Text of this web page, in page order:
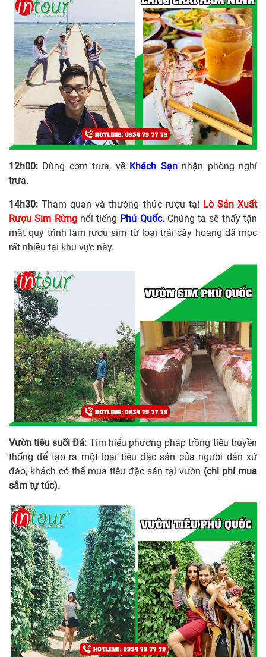
12h00: Dùng cơm trưa, về Khách Sạnnhận phòng nghỉ
trưa.
14h30: Tham quan và thưởng thức rượu tại Lò Sản Xuất
Rượu Sim Rừngnổi tiếng Phú Quốc.Chúng ta sẽ thấy tận
mắt quy trình làm rượu sim từ loại trái cây hoang dã mọc
rất nhiều tại khu vực này.
Vườn tiêu suối Đá: Tìm hiểu phương pháp trồng tiêu truyền
thống để tạo ra một loại tiêu đặc sản của người dân xứ
đảo, khách có thể mua tiêu đặc sản tại vườn (chi phí mua
sắm tự túc).